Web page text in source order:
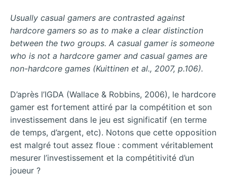
Usually casual gamers are contrasted against
hardcore gamers so as to make a clear distinction
between the two groups. A casual gamer is someone
who is not a hardcore gamer and casual games are
non-hardcore games (Kuittinen et al., 2007, p.106).
D’après l’IGDA (Wallace & Robbins, 2006), le hardcore
gamer est fortement attiré par la compétition et son
investissement dans le jeu est significatif (en terme
de temps, d’argent, etc). Notons que cette opposition
est malgré tout assez floue : comment véritablement
mesurer l’investissement et la compétitivité d’un
joueur ?